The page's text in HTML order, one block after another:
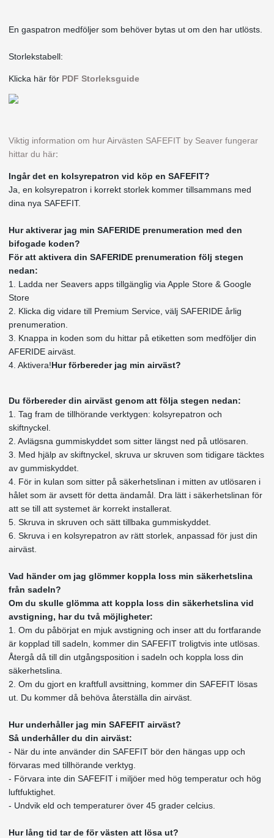
En gaspatron medföljer som behöver bytas ut om den har utlösts.
Storlekstabell:
Klicka här för PDF Storleksguide
Viktig information om hur Airvästen SAFEFIT by Seaver fungerar
hittar du här:
Ingår det en kolsyrepatron vid köp en SAFEFIT?
Ja, en kolsyrepatron i korrekt storlek kommer tillsammans med
dina nya SAFEFIT.
Hur aktiverar jag min SAFERIDE prenumeration med den
bifogade koden?
För att aktivera din SAFERIDE prenumeration följ stegen
nedan:
1. Ladda ner Seavers apps tillgänglig via Apple Store & Google
Store
2. Klicka dig vidare till Premium Service, välj SAFERIDE årlig
prenumeration.
3. Knappa in koden som du hittar på etiketten som medföljer din
AFERIDE airväst.
4. Aktivera!Hur förbereder jag min airväst?
Du förbereder din airväst genom att följa stegen nedan:
1. Tag fram de tillhörande verktygen: kolsyrepatron och
skiftnyckel.
2. Avlägsna gummiskyddet som sitter längst ned på utlösaren.
3. Med hjälp av skiftnyckel, skruva ur skruven som tidigare täcktes
av gummiskyddet.
4. För in kulan som sitter på säkerhetslinan i mitten av utlösaren i
hålet som är avsett för detta ändamål. Dra lätt i säkerhetslinan för
att se till att systemet är korrekt installerat.
5. Skruva in skruven och sätt tillbaka gummiskyddet.
6. Skruva i en kolsyrepatron av rätt storlek, anpassad för just din
airväst.
Vad händer om jag glömmer koppla loss min säkerhetslina
från sadeln?
Om du skulle glömma att koppla loss din säkerhetslina vid
avstigning, har du två möjligheter:
1. Om du påbörjat en mjuk avstigning och inser att du fortfarande
är kopplad till sadeln, kommer din SAFEFIT troligtvis inte utlösas.
Återgå då till din utgångsposition i sadeln och koppla loss din
säkerhetslina.
2. Om du gjort en kraftfull avsittning, kommer din SAFEFIT lösas
ut. Du kommer då behöva återställa din airväst.
Hur underhåller jag min SAFEFIT airväst?
Så underhåller du din airväst:
- När du inte använder din SAFEFIT bör den hängas upp och
förvaras med tillhörande verktyg.
- Förvara inte din SAFEFIT i miljöer med hög temperatur och hög
luftfuktighet.
- Undvik eld och temperaturer över 45 grader celcius.
Hur lång tid tar de för västen att lösa ut?